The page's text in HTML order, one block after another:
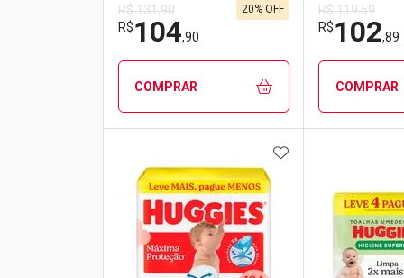
R$ 131,90
R$104,90
20% OFF
COMPRAR
Laboratório
Por Menos
R$ 119,59
R$102,89
COMPRAR
Por
ADICIONAR AOS